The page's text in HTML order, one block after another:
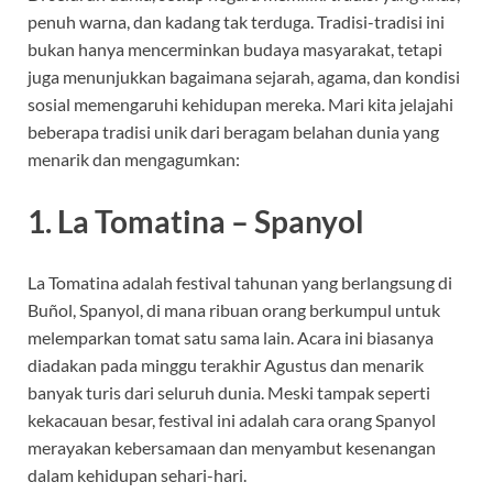
penuh warna, dan kadang tak terduga. Tradisi-tradisi ini
bukan hanya mencerminkan budaya masyarakat, tetapi
juga menunjukkan bagaimana sejarah, agama, dan kondisi
sosial memengaruhi kehidupan mereka. Mari kita jelajahi
beberapa tradisi unik dari beragam belahan dunia yang
menarik dan mengagumkan:
1. La Tomatina – Spanyol
La Tomatina adalah festival tahunan yang berlangsung di
Buñol, Spanyol, di mana ribuan orang berkumpul untuk
melemparkan tomat satu sama lain. Acara ini biasanya
diadakan pada minggu terakhir Agustus dan menarik
banyak turis dari seluruh dunia. Meski tampak seperti
kekacauan besar, festival ini adalah cara orang Spanyol
merayakan kebersamaan dan menyambut kesenangan
dalam kehidupan sehari-hari.